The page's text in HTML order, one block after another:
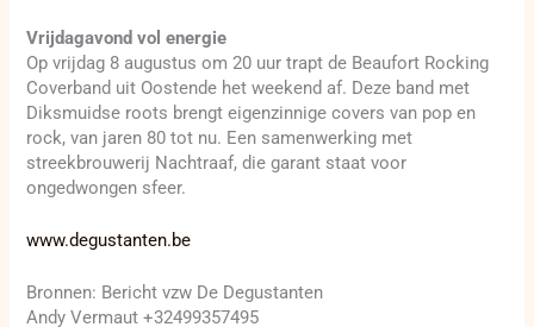
Vrijdagavond vol energie
Op vrijdag 8 augustus om 20 uur trapt de Beaufort Rocking
Coverband uit Oostende het weekend af. Deze band met
Diksmuidse roots brengt eigenzinnige covers van pop en
rock, van jaren 80 tot nu. Een samenwerking met
streekbrouwerij Nachtraaf, die garant staat voor
ongedwongen sfeer.
www.degustanten.be
Bronnen: Bericht vzw De Degustanten
Andy Vermaut +32499357495